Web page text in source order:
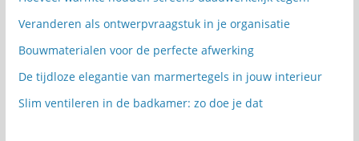
Veranderen als ontwerpvraagstuk in je organisatie
Bouwmaterialen voor de perfecte afwerking
De tijdloze elegantie van marmertegels in jouw interieur
Slim ventileren in de badkamer: zo doe je dat